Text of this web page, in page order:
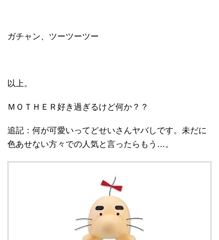
ガチャン、ツーツーツー
以上。
ＭＯＴＨＥＲ好き過ぎるけど何か？？
追記：何が可愛いってどせいさんヤバしです。未だに
色あせない方々での人気と言ったらもう…。